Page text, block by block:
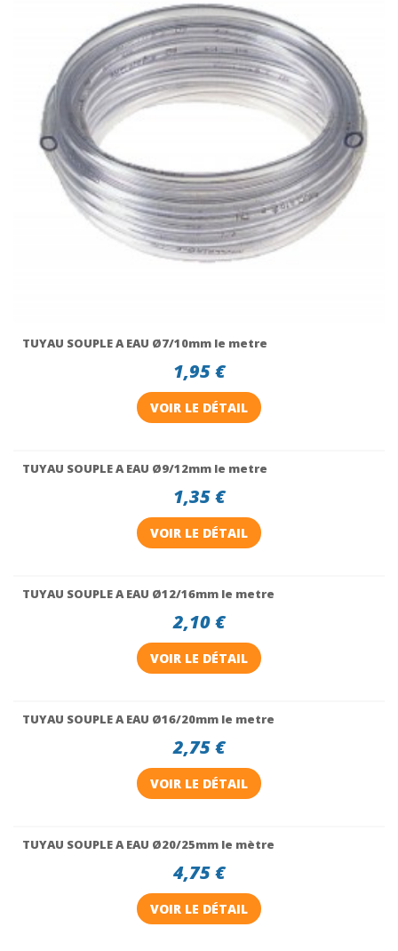
TUYAU SOUPLE A EAU Ø7/10mm le metre
1,95 €
VOIR LE DÉTAIL
TUYAU SOUPLE A EAU Ø9/12mm le metre
1,35 €
VOIR LE DÉTAIL
TUYAU SOUPLE A EAU Ø12/16mm le metre
2,10 €
VOIR LE DÉTAIL
TUYAU SOUPLE A EAU Ø16/20mm le metre
2,75 €
VOIR LE DÉTAIL
TUYAU SOUPLE A EAU Ø20/25mm le mètre
4,75 €
VOIR LE DÉTAIL